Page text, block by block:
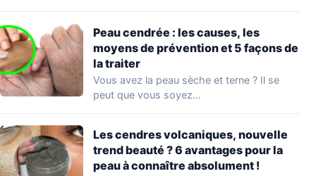
Peau cendrée : les causes, les
moyens de prévention et 5 façons de
la traiter
Vous avez la peau sèche et terne ? Il se
peut que vous soyez…
Les cendres volcaniques, nouvelle
trend beauté ? 6 avantages pour la
peau à connaître absolument !